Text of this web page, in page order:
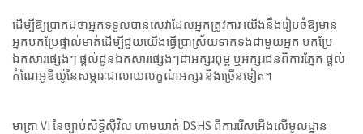
ដើម្បីឱ្យប្រាកដថាអ្នកទទួលបានសេវាដែលអ្នកត្រូវការ យើងនឹងរៀបចំឱ្យមាន
អ្នកបកប្រែ​ផ្ទាល់មាត់ដើម្បីជួយយើងធ្វើប្រាស្រ័យទាក់ទងជាមួយអ្នក បកប្រែ
ឯកសារផ្សេងៗ ផ្ដល់ជូនឯកសារផ្សេងៗជាអក្សរពុម្ព ឬអក្សរជនពិការភ្នែក ផ្ដល់
កំណែអូឌីយ៉ូនៃសម្ភារៈជាលាយលក្ខណ៍អក្សរ និងច្រើនទៀត។
មាត្រា VI នៃច្បាប់សិទ្ធិស៊ីវិល ហាមឃាត់ DSHS ពីការរើសអើងលើមូលដ្ឋាន